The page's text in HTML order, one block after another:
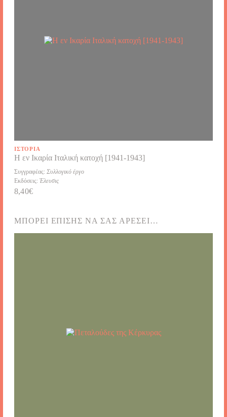
ΙΣΤΟΡΊΑ
Η εν Ικαρία Ιταλική κατοχή [1941-1943]
Συγγραφέας: Συλλογικό έργο
Εκδόσεις: Έλευσις
8,40€
ΜΠΟΡΕΊ ΕΠΊΣΗΣ ΝΑ ΣΑΣ ΑΡΈΣΕΙ…